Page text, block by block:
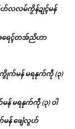
ၜိုဟ်လလမ်ကၟိန်ဍုၚ်မန်
ေၚ်တအ်ညိဟာ
က်မန် မရနုက်ကဵု (၃)
မရနုက်ကဵု (၃) ဝါ
န် ဖျေံလွဟ်